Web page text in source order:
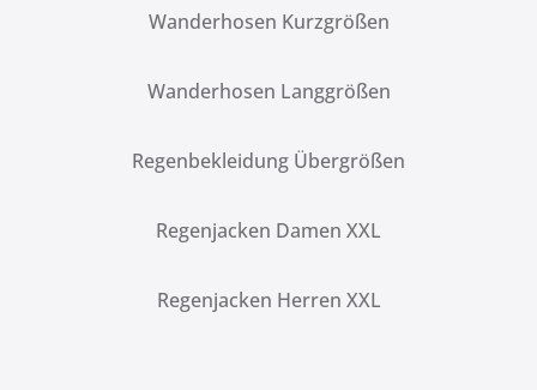
Wanderhosen Kurzgrößen
Wanderhosen Langgrößen
Regenbekleidung Übergrößen
Regenjacken Damen XXL
Regenjacken Herren XXL